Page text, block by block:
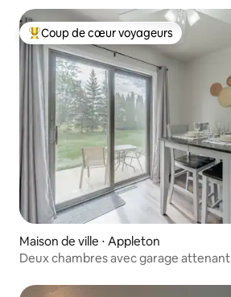
Coups de cœur voyageurs les plus
Coup de cœur voyageurs
Maison de ville ⋅ Appleton
Deux chambres avec garage attenant